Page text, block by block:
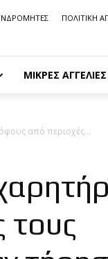
ΠΟΛΙΤΙΚΗ
ΜΙΚΡΈΣ ΑΓΓΕΛΊΕΣ
από περιοχές...
τους